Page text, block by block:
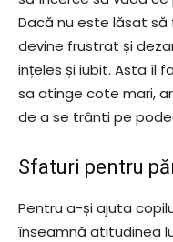
Dacă nu este lăsat să
devine frustrat și
ințeles și iubit. Asta îl
sa atinge cote mari,
de a se trânti pe
Sfaturi pentru
Pentru a-și ajuta
înseamnă atitudinea